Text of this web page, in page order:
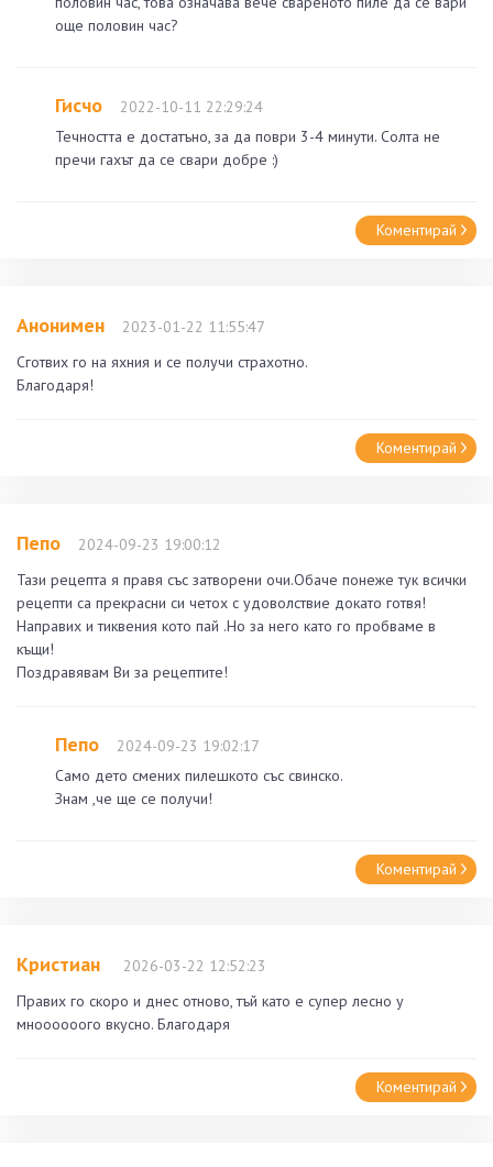
още половин час?
Гисчо
2022-10-11 22:29:24
Течността е достатъно, за да поври 3-4 минути. Солта не
пречи гахът да се свари добре :)
Коментирай
Анонимен
2023-01-22 11:55:47
Сготвих го на яхния и се получи страхотно.
Благодаря!
Коментирай
Пепо
2024-09-23 19:00:12
Тази рецепта я правя със затворени очи.Обаче понеже тук всички
рецепти са прекрасни си четох с удоволствие докато готвя!
Направих и тиквения кото пай .Но за него като го пробваме в
къщи!
Поздравявам Ви за рецептите!
Пепо
2024-09-23 19:02:17
Само дето смених пилешкото със свинско.
Знам ,че ще се получи!
Коментирай
Кристиан
2026-03-22 12:52:23
Правих го скоро и днес отново, тъй като е супер лесно у
мноооооого вкусно. Благодаря
Коментирай